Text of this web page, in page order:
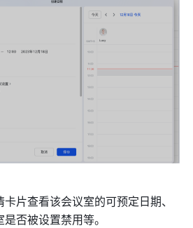
片查看该会议室的可预定日期、
否被设置禁用等。